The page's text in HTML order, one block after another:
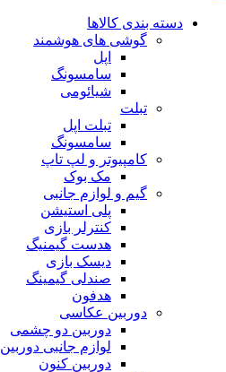
دسته بندی کالاها
گوشی های هوشمند
اپل
سامسونگ
شیائومی
تبلت
تبلت اپل
سامسونگ
کامپیوتر و لپ تاپ
مک بوک
گیم و لوازم جانبی
پلی استیشن
کنترلر بازی
هدست گیمنیگ
دیسک بازی
صندلی گیمینگ
هدفون
دوربین عکاسی
دوربین دو چشمی
لوازم جانبی دوربین
دوربین کنون